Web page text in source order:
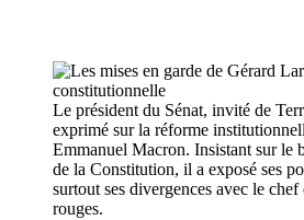
Le président du Sénat, invité de
exprimé sur la réforme
Emmanuel Macron. Insistant sur le
de la Constitution, il a exposé ses
surtout ses divergences avec le chef
rouges.